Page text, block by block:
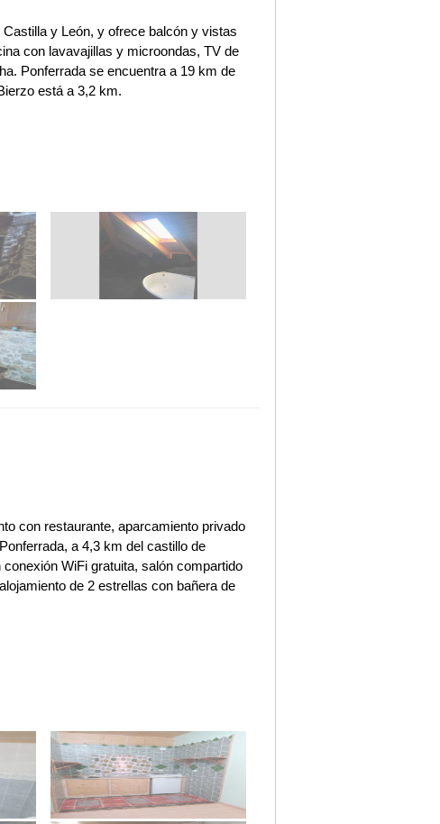
y León, y ofrece balcón y vistas
con lavavajillas y microondas, TV de
Ponferrada se encuentra a 19 km de
está a 3,2 km.
con restaurante, aparcamiento privado
a 4,3 km del castillo de
WiFi gratuita, salón compartido
de 2 estrellas con bañera de